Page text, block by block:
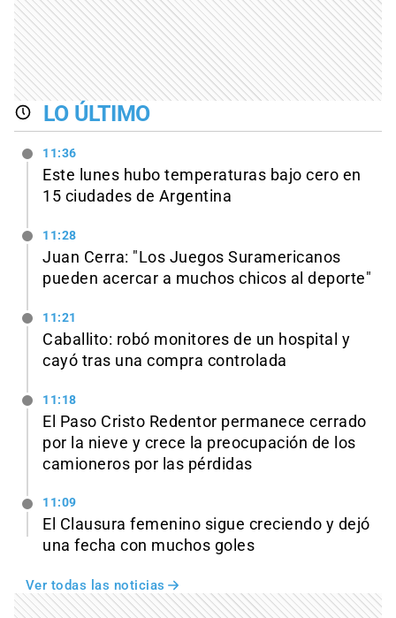
LO ÚLTIMO
11:36
Este lunes hubo temperaturas bajo cero en
15 ciudades de Argentina
11:28
Juan Cerra: "Los Juegos Suramericanos
pueden acercar a muchos chicos al deporte"
11:21
Caballito: robó monitores de un hospital y
cayó tras una compra controlada
11:18
El Paso Cristo Redentor permanece cerrado
por la nieve y crece la preocupación de los
camioneros por las pérdidas
11:09
El Clausura femenino sigue creciendo y dejó
una fecha con muchos goles
Ver todas las noticias